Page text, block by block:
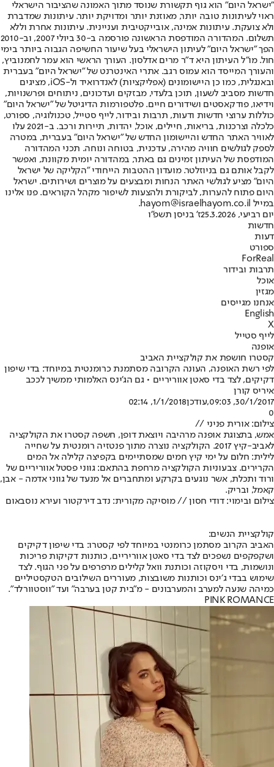
"ישראל היום" הוא גוף תקשורת שנוסד מתוך האמונה שהציבור הישראלי
ראוי לעיתונות טובה יותר, מאוזנת יותר ומדויקת יותר. עיתונות שמדברת
ולא צועקת. עיתונות אמינה, אובייקטיבית ועניינית. עיתונות אחרת וללא
תשלום. המהדורה המודפסת הראשונה פורסמה ב-30 ביולי 2007, וב-2010
הפך "ישראל היום" לעיתון הישראלי בעל שיעור החשיפה הגבוה ביותר בימי
חול. מו"ל העיתון היא ד"ר מרים אדלסון. העורך הראשי הוא עמר לחמנוביץ,
והעורך המייסד הוא עמוס רגב. אתרי האינטרנט של "ישראל היום" בעברית
ובאנגלית, כמו כן היישומונים (אפליקציות) לאנדרואיד ול-iOS, מציגים
חדשות מסביב לשעון, תוכן בלעדי, מבזקים ועדכונים, ניתוחים ופרשנויות,
וידיאו, פודקאסטים ושידורים חיים. פלטפורמות הדיגיטל של "ישראל היום"
כוללות ערוצי חדשות ודעות, תרבות ובידור, לייף סטייל, טכנולוגיה, ספורט,
כלכלה וצרכנות, בריאות, חיילים, אוכל, יהדות, תיירות ורכב. ב-2021 עלו
לאוויר האתר החדש והיישומון החדש של "ישראל היום" בעברית, במטרה
לספק לגולשים חוויה מהירה, עדכנית, בטוחה ונוחה. תכני המהדורה
המודפסת של העיתון זמינים גם באתר, במהדורה יומית מקוונת, ואפשר
לקבל אותם גם בניוזלטר. מועדון ההטבות הייחודי "הקליקה של ישראל
היום" מציע לגולשי האתר הנחות ומבצעים על מוצרים ושירותים. ישראל
היום פתוח להערות, לביקורת ולהצעות לשיפור מקהל הקוראים. פנו אלינו
במייל hayom@israelhayom.co.il.
יום רביעי, 25.3.2026
ז' בניסן תשפ"ו
חדשות
דעות
ספורט
ForReal
תרבות ובידור
אוכל
מגזין
אנחנו מגייסים
English
X
לייף סטייל
אופנה
קסטרו חושפת את קולקציית האביב
לפי רשת האופנה, העונה הקרובה מסתמנת כרומנטית במיוחד: בדי שיפון
דקיקים, לצד בדי סאטן אווריריים • גם הג'ינס האלמותי ממשיך לככב
איריס קורן
30/1/2017, 09:03
,עודכן1/1/2018, 02:14
0
צילום: אורית פניני //
אמש, בתצוגת אופנה מרהיבה ויוצאת דופן, חשפה קסטרו את הקולקציה
לאביב-קיץ 2017. הקולקציה נוצרה מתוך פנטזיה רומנטית על שחייה
לילית: חלום על ימי קיץ חמים שמסתיימים בקפיצה קלילה אל המים
הקרירים. צבעוניות הקולקציה מרחפת בהתאם: גווני פסטל אווריריים של
ורוד ותכלת, אשר נוגעים בקרקע ומתחברים אל מנעד של גווני אדמה - אבן,
קאמל, ובריק.
צילום ובימוי: דודי חסון // מוסיקה מקורית: נדב דירקטור ועירא נוסבאום
קולקציית הנשים:
האביב הקרוב מסתמן כרומנטי במיוחד לפי קסטרו: בדי שיפון דקיקים
ושקפקפים נשפכים לצד בדי סאטן אווריריים, כותנות דקיקות פריכות
ונושמות, בדי ויסקוזה וכותנת וואל קלילים מרפרפים על פני הגוף. לצד
שימוש בבדי ג׳ינס וכותנות משובצות, מעוררים השילובים הטקסטיליים
כמיהה שנעה למערב והמערבונים - מ"בית קטן בערבה" ועד "ווסטוורלד".
PINK ROMANCE